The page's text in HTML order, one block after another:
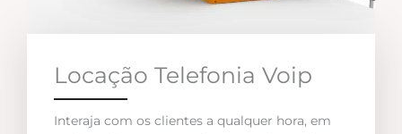
Locação Telefonia Voip
Interaja com os clientes a qualquer hora, em